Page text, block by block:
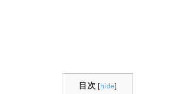
目次 [hide]